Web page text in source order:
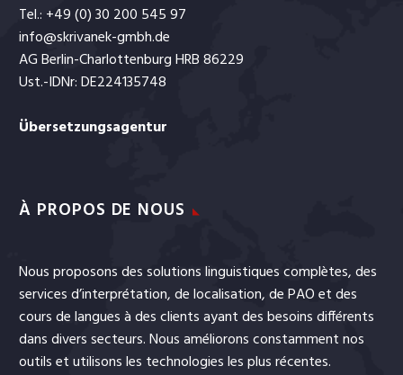
Tel.: +49 (0) 30 200 545 97
info@skrivanek-gmbh.de
AG Berlin-Charlottenburg HRB 86229
Ust.-IDNr: DE224135748
Übersetzungsagentur
À PROPOS DE NOUS
Nous proposons des solutions linguistiques complètes, des
servicesd’interprétation, delocalisation, dePAOetdes
cours de languesà des clients ayant des besoins différents
dans divers secteurs. Nous améliorons constamment nos
outils et utilisons les technologies les plus récentes.